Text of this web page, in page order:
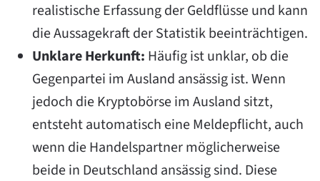
realistische Erfassung der Geldflüsse und kann
die Aussagekraft der Statistik beeinträchtigen.
Unklare Herkunft: Häufig ist unklar, ob die
Gegenpartei im Ausland ansässig ist. Wenn
jedoch die Kryptobörse im Ausland sitzt,
entsteht automatisch eine Meldepflicht, auch
wenn die Handelspartner möglicherweise
beide in Deutschland ansässig sind. Diese